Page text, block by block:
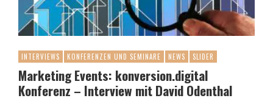
INTERVIEWS KONFERENZEN UND SEMINARE NEWS SLIDER
Marketing Events: konversion.digital
Konferenz – Interview mit David Odenthal